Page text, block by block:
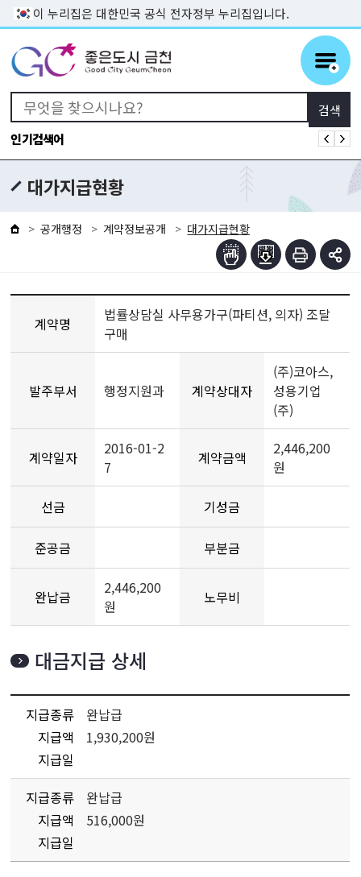
본문 바로가기
이 누리집은 대한민국 공식 전자정부 누리집입니다.
인기검색어
대가지급현황
공개행정 계약정보공개 대가지급현황
계약명
법률상담실 사무용가구(파티션, 의자) 조달
구매
발주부서 행정지원과 계약상대자
(주)코아스,
성용기업
(주)
계약일자
2016-01-2
7
계약금액
2,446,200
원
선금 기성금
준공금 부분금
완납금
2,446,200
원
노무비
대금지급 상세
지급종류
완납급
지급액
1,930,200원
지급일
지급종류
완납급
지급액
516,000원
지급일